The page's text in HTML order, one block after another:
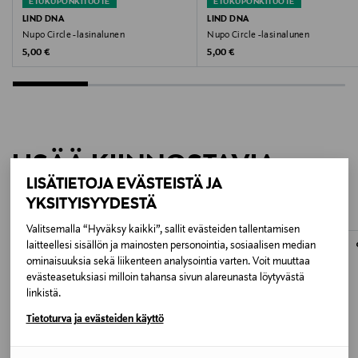
LISÄTIETOJA EVÄSTEISTÄ JA
YKSITYISYYDESTÄ
Valitsemalla “Hyväksy kaikki”, sallit evästeiden tallentamisen
laitteellesi sisällön ja mainosten personointia, sosiaalisen median
ominaisuuksia sekä liikenteen analysointia varten. Voit muuttaa
evästeasetuksiasi milloin tahansa sivun alareunasta löytyvästä
linkistä.
Tietoturva ja evästeiden käyttö
10 x 10 x 0,16 cm
Valmistusmaa
Valmistaja
Mastermark Brands Oy
Valmistajan osoite
Vajossuonkatu 16, 20360, Turku, Finland
Digitaalinen osoite
ETUKUPONKITUOTE
LIND DNA
Nupo Circle -lasinalunen
Original Price
5,00 €
ETUKUPONKITUOTE
LIND DNA
Nupo Circle -lasinalunen
Original Price
5,00 €
LISÄÄ KIINNOSTAVIA
TUOTTEITA